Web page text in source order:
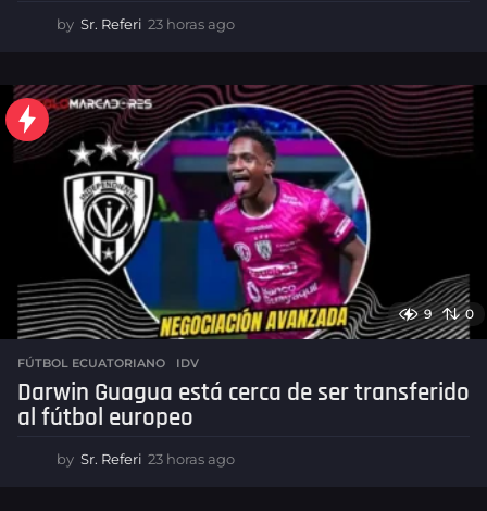
by Sr. Referi 23 horas ago
o
r
a
s
a
g
o
9 0
FÚTBOL ECUATORIANO ,IDV
Darwin Guagua está cerca de ser transferido
al fútbol europeo
by Sr. Referi 23 horas ago